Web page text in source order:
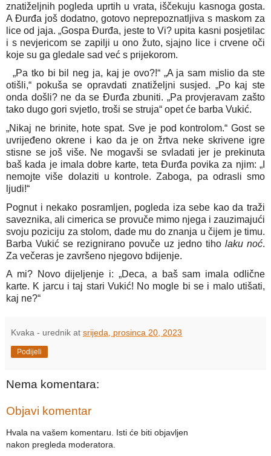
znatiželjnih pogleda uprtih u vrata, iščekuju kasnoga gosta.
A Đurđa još dodatno, gotovo neprepoznatljiva s maskom za
lice od jaja. „Gospa Đurđa, jeste to Vi? upita kasni posjetilac
i s nevjericom se zapilji u ono žuto, sjajno lice i crvene oči
koje su ga gledale sad već s prijekorom.
„Pa tko bi bil neg ja, kaj je ovo?!“ „A ja sam mislio da ste
otišli,“ pokuša se opravdati znatiželjni susjed. „Po kaj ste
onda došli? ne da se Đurđa zbuniti. „Pa provjeravam zašto
tako dugo gori svjetlo, troši se struja“ opet će barba Vukić.
„Nikaj ne brinite, hote spat. Sve je pod kontrolom.“ Gost se
uvrijeđeno okrene i kao da je on žrtva neke skrivene igre
stisne se još više. Ne mogavši se svladati jer je prekinuta
baš kada je imala dobre karte, teta Đurđa povika za njim: „I
nemojte više dolaziti u kontrole. Zaboga, pa odrasli smo
ljudi!“
Pognut i nekako posramljen, pogleda iza sebe kao da traži
saveznika, ali cimerica se provuče mimo njega i zauzimajući
svoju poziciju za stolom, dade mu do znanja u čijem je timu.
Barba Vukić se rezignirano povuče uz jedno tiho laku noć.
Za večeras je završeno njegovo bdijenje.
A mi? Novo dijeljenje i: „Deca, a baš sam imala odlične
karte. K jarcu i taj stari Vukić! No mogle bi se i malo utišati,
kaj ne?“
Kvaka - urednik at srijeda, prosinca 20, 2023
Podijeli
Nema komentara:
Objavi komentar
Hvala na vašem komentaru. Isti će biti objavljen
nakon pregleda moderatora.